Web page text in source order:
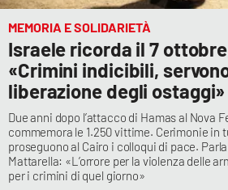
MEMORIA E SOLIDARIETÀ
Israele ricorda il 7
«Crimini indicibili,
liberazione degli ostaggi»
Due anni dopo l’attacco di Hamas al Nova
commemora le 1.250 vittime. Cerimonie in
proseguono al Cairo i colloqui di pace.
Mattarella: «L’orrore per la violenza delle
per i crimini di quel giorno»